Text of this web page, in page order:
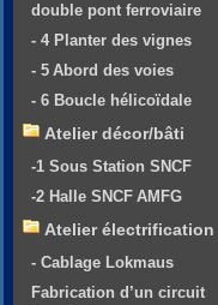
double pont ferroviaire
- 4 Planter des vignes
- 5 Abord des voies
- 6 Boucle hélicoïdale
Atelier décor/bâti
-1 Sous Station SNCF
-2 Halle SNCF AMFG
Atelier électrification
- Cablage Lokmaus
Fabrication d’un circuit